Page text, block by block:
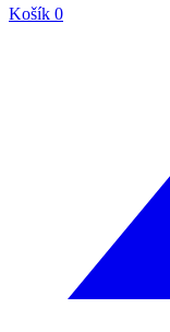
Košík 0